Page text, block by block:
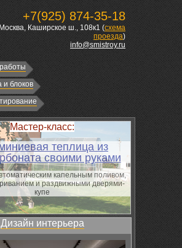
+7(925) 874-35-18
Москва, Каширское ш., 108к1 (схема
проезда)
info@smistroy.ru
и блоков
Мастер-класс:
теплица из
своими руками
капельным поливом,
и раздвижными дверями-
купе
Дизайн интерьера